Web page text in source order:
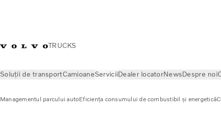
TRUCKS
Soluții de transportCamioaneServiciiDealer locatorNewsDespre noi
Managementul parcului autoEficiența consumului de combustibil și energetică